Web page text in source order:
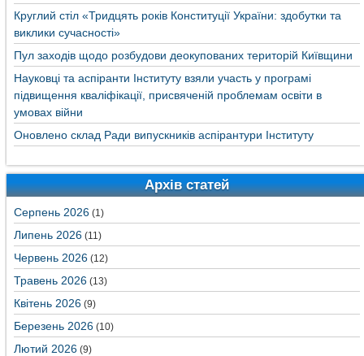
Круглий стіл «Тридцять років Конституції України: здобутки та
виклики сучасності»
Пул заходів щодо розбудови деокупованих територій Київщини
Науковці та аспіранти Інституту взяли участь у програмі
підвищення кваліфікації, присвяченій проблемам освіти в
умовах війни
Оновлено склад Ради випускників аспірантури Інституту
Архів статей
Серпень 2026 (1)
Липень 2026 (11)
Червень 2026 (12)
Травень 2026 (13)
Квітень 2026 (9)
Березень 2026 (10)
Лютий 2026 (9)